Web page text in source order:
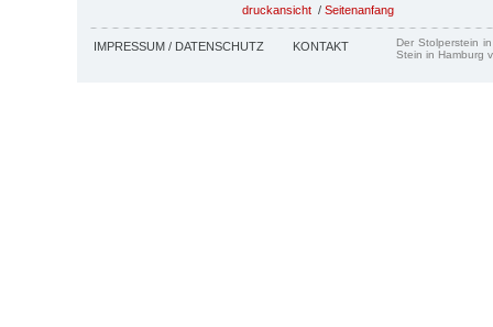
druckansicht / Seitenanfang
IMPRESSUM / DATENSCHUTZ KONTAKT
Der Stolperstein
Stein in Hamburg